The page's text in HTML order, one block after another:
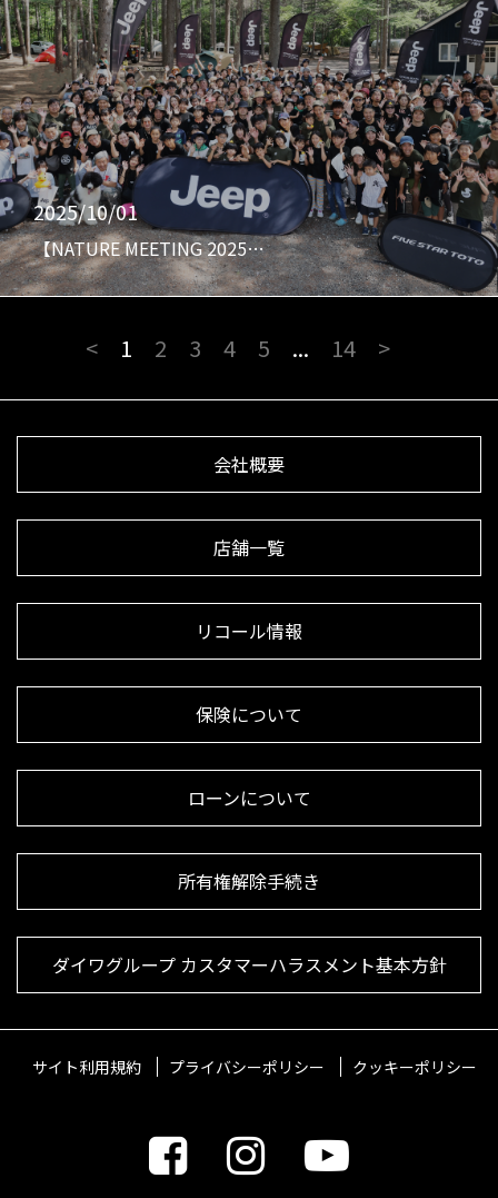
2025/10/01
【NATURE MEETING 2025…
< 1 2 3 4 5 ... 14 >
会社概要
店舗一覧
リコール情報
保険について
ローンについて
所有権解除手続き
ダイワグループ カスタマーハラスメント基本方針
サイト利用規約 プライバシーポリシー クッキーポリシー